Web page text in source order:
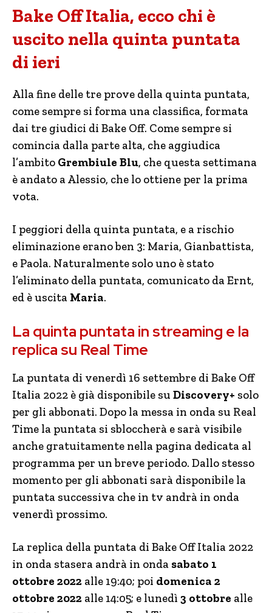
Bake Off Italia, ecco chi è
uscito nella quinta puntata
di ieri
Alla fine delle tre prove della quinta puntata,
come sempre si forma una classifica, formata
dai tre giudici di Bake Off. Come sempre si
comincia dalla parte alta, che aggiudica
l’ambito Grembiule Blu, che questa settimana
è andato a Alessio, che lo ottiene per la prima
vota.
I peggiori della quinta puntata, e a rischio
eliminazione erano ben 3: Maria, Gianbattista,
e Paola. Naturalmente solo uno è stato
l’eliminato della puntata, comunicato da Ernt,
ed è uscita Maria.
La quinta puntata in streaming e la
replica su Real Time
La puntata di venerdì 16 settembre di Bake Off
Italia 2022 è già disponibile su Discovery+ solo
per gli abbonati. Dopo la messa in onda su Real
Time la puntata si sbloccherà e sarà visibile
anche gratuitamente nella pagina dedicata al
programma per un breve periodo. Dallo stesso
momento per gli abbonati sarà disponibile la
puntata successiva che in tv andrà in onda
venerdì prossimo.
La replica della puntata di Bake Off Italia 2022
in onda stasera andrà in onda sabato 1
ottobre 2022 alle 19:40; poi domenica 2
ottobre 2022 alle 14:05; e lunedì 3 ottobre alle